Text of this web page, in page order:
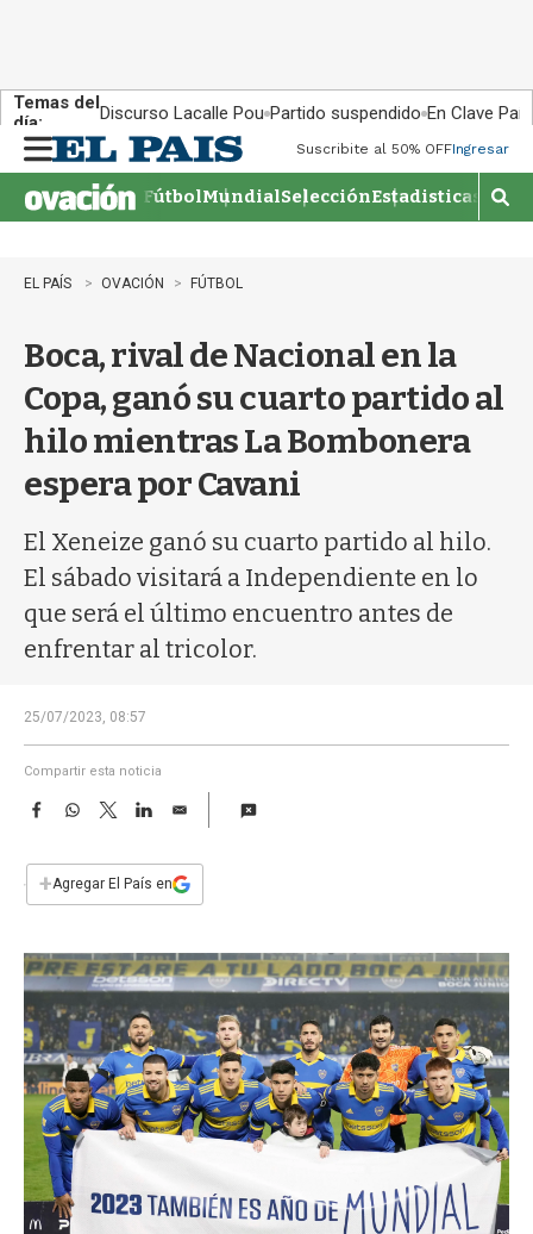
Temas del
día:
Discurso Lacalle Pou Partido suspendido En Clave País
n
u
Suscribite al 50% OFFIngresar
FútbolMundialSelecciónEstadisticas
M
o
EL PAÍS OVACIÓN FÚTBOL
Boca, rival de Nacional en la
Copa, ganó su cuarto partido al
hilo mientras La Bombonera
espera por Cavani
El Xeneize ganó su cuarto partido al hilo.
El sábado visitará a Independiente en lo
que será el último encuentro antes de
enfrentar al tricolor.
25/07/2023, 08:57
Compartir esta noticia
F
e
b
k
W
s
p
T
w
t
L
n
E
i
l
+Agregar El País en